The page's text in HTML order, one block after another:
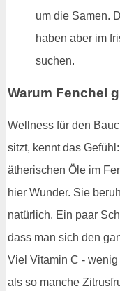
um die Samen.
haben aber im
suchen.
Warum Fenchel
Wellness für den
sitzt, kennt das
ätherischen Öle im
hier Wunder. Sie
natürlich. Ein paar
dass man sich den
Viel Vitamin C -
als so manche